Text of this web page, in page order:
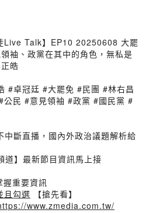
Live Talk】EP10 20250608 大罷
袖、政黨在其中的角色，無私是
皓
#卓冠廷 #大罷免 #民團 #林右昌
民 #意見領袖 #政黨 #國民黨 #
斷直播，國內外政治議題解析給
】最新節目資訊馬上接
握重要資訊
勾選 【搶先看】
www.zmedia.com.tw/​​​